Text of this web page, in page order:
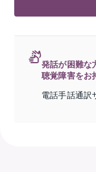
発話が困難な
聴覚障害をお
電話手話通訳